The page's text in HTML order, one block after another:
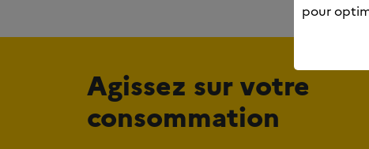
Agissez sur votre
consommation
pour